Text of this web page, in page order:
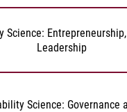
Science:
Leadership
Science: Governance